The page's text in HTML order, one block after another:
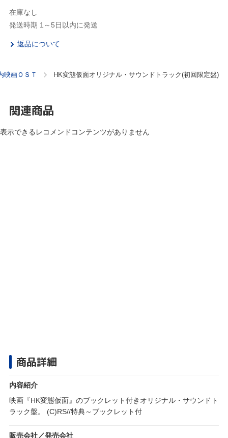
在庫なし
発送時期 1～5日以内に発送
返品について
映画ＯＳＴ HK変態仮面オリジナル・サウンドトラック(初回限定盤)
関連商品
表示できるレコメンドコンテンツがありません
商品詳細
内容紹介
映画『HK変態仮面』のブックレット付きオリジナル・サウンドト
ラック盤。 (C)RS//特典～ブックレット付
販売会社／発売会社